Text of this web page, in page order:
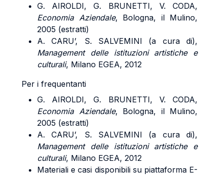
G. AIROLDI, G. BRUNETTI, V. CODA,
Economia Aziendale, Bologna, il Mulino,
2005 (estratti)
A. CARU’, S. SALVEMINI (a cura di),
Management delle istituzioni artistiche e
culturali, Milano EGEA, 2012
Per i frequentanti
G. AIROLDI, G. BRUNETTI, V. CODA,
Economia Aziendale, Bologna, il Mulino,
2005 (estratti)
A. CARU’, S. SALVEMINI (a cura di),
Management delle istituzioni artistiche e
culturali, Milano EGEA, 2012
Materiali e casi disponibili su piattaforma E-